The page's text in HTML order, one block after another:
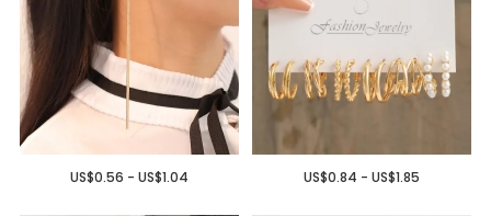
US$0.56 - US$1.04 US$0.84 - US$1.85